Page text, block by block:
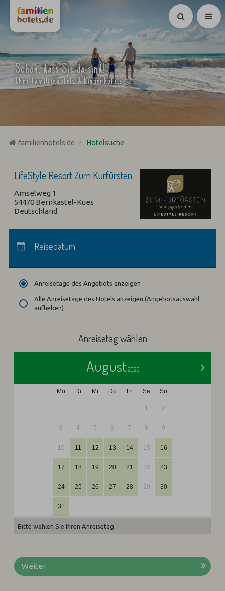
Suchen
Schön, dass Sie da sind!
Ihre Familienhotels & Kinderhotels
familienhotels.de Hotelsuche
LifeStyle Resort Zum Kurfürsten
Amselweg 1
54470 Bernkastel-Kues
Deutschland
Abreise:keine Auswahl
Reisedatum
Anreisetage des Angebots anzeigen
Alle Anreisetage des Hotels anzeigen (Angebotsauswahl
aufheben)
Anreisetag wählen
>
August2026
Mo Di Mi Do Fr Sa So
1 2
3 4 5 6 7 8 9
10 11 12 13 14 15 16
17 18 19 20 21 22 23
24 25 26 27 28 29 30
31
Bitte wählen Sie Ihren Anreisetag.
Weiter